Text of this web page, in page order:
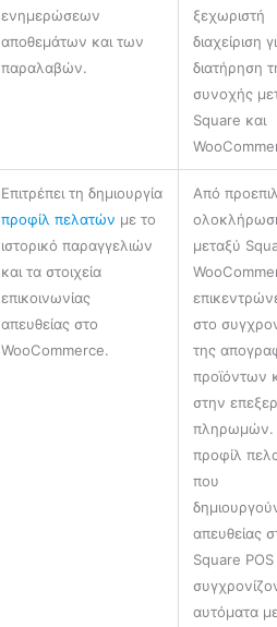
ενημερώσεων
αποθεμάτων και των
παραλαβών.
ξεχωριστή
διαχείριση
διατήρηση
συνοχής
Square και
Επιτρέπει τη δημιουργία
προφίλ πελατών με το
ιστορικό παραγγελιών
και τα στοιχεία
επικοινωνίας
απευθείας στο
WooCommerce.
Από
μεταξύ
στο
της
προϊόντων
στην
πληρωμών.
προφίλ
που
απευθείας
Square
αυτόματα